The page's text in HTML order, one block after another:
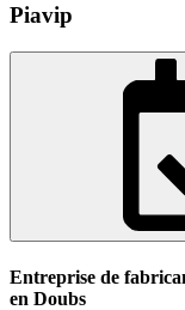
Piavip
Entreprise de
en Doubs